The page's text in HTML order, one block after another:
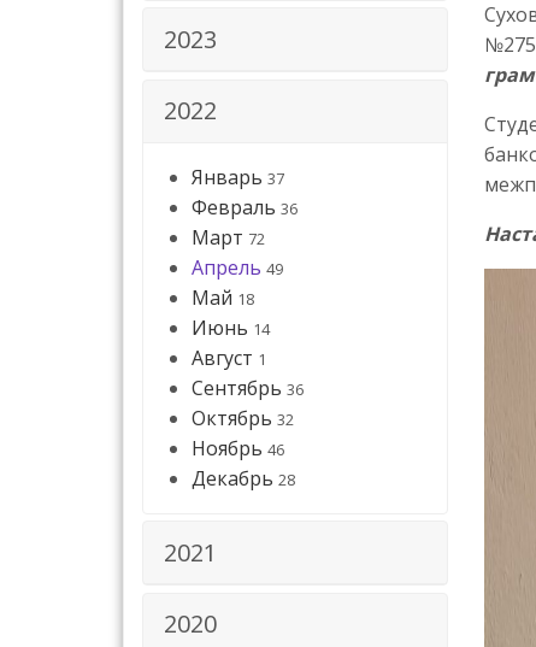
2023
2022
Январь 37
Февраль 36
Март 72
Апрель 49
Май 18
Июнь 14
Август 1
Сентябрь 36
Октябрь 32
Ноябрь 46
Декабрь 28
2021
2020